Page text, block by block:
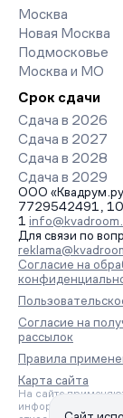
Москва
Новая Москва
Подмосковье
Москва и МО
Срок сдачи
Сдача в 2026
Сдача в 2027
Сдача в 2028
Сдача в 2029
ООО
7729542491,
1
Для связи по
Согласие на
Согласие на
рассылок
Правила
Карта сайта
На сайте
информации на